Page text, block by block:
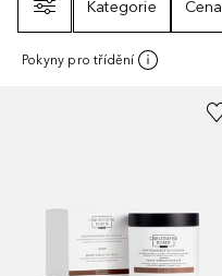
Kategorie
Cena
Pokyny pro třídění